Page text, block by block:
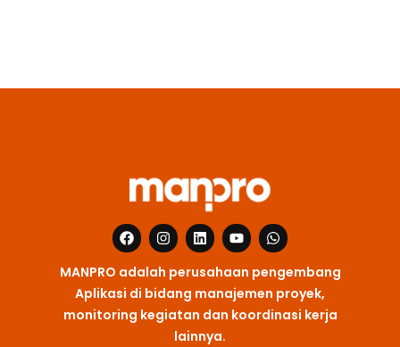
F
a
e
b
o
o
I
n
t
a
g
r
L
i
k
e
d
i
n
Y
o
t
u
b
e
W
h
t
s
a
p
MANPRO adalah perusahaan pengembang
Aplikasi di bidang manajemen proyek,
monitoring kegiatan dan koordinasi kerja
lainnya.